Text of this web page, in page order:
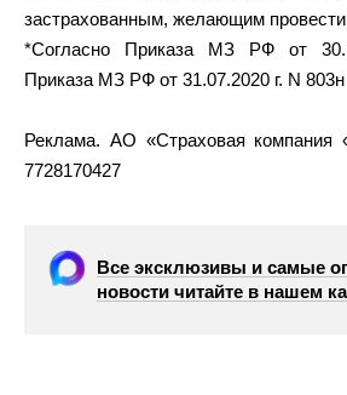
застрахованным, желающим
*Согласно Приказа МЗ РФ от
Приказа МЗ РФ от 31.07.2020 г. N 803н
Реклама. АО «Страховая
7728170427
Все эксклюзивы и самые
новости читайте в нашем